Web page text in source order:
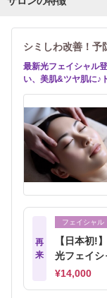
シミしわ改善！予
最新光フェイシャル
い、美肌&ツヤ肌に♪
再
来
フェイシャル
【日本初!
光フェイ
¥14,000